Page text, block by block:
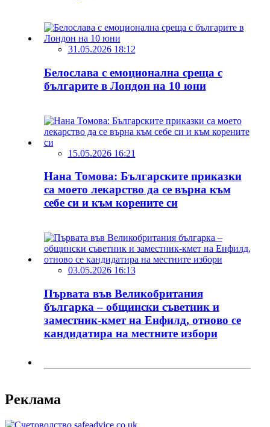
31.05.2026 18:12
Белослава с емоционална среща с
българите в Лондон на 10 юни
15.05.2026 16:21
Нана Томова: Българските приказки
са моето лекарство да се върна към
себе си и към корените си
03.05.2026 16:13
Първата във Великобритания
българка – общински съветник и
заместник-кмет на Енфилд, отново се
кандидатира на местните избори
Реклама